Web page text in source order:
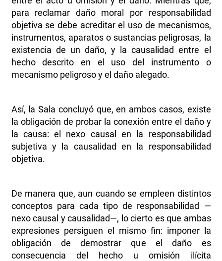
para reclamar daño moral por responsabilidad
objetiva se debe acreditar el uso de mecanismos,
instrumentos, aparatos o sustancias peligrosas, la
existencia de un daño, y la causalidad entre el
hecho descrito en el uso del instrumento o
mecanismo peligroso y el daño alegado.
Así, la Sala concluyó que, en ambos casos, existe
la obligación de probar la conexión entre el daño y
la causa: el nexo causal en la responsabilidad
subjetiva y la causalidad en la responsabilidad
objetiva.
De manera que, aun cuando se empleen distintos
conceptos para cada tipo de responsabilidad —
nexo causal y causalidad—, lo cierto es que ambas
expresiones persiguen el mismo fin: imponer la
obligación de demostrar que el daño es
consecuencia del hecho u omisión ilícita